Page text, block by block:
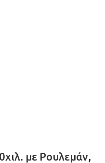
με Ρουλεμάν,